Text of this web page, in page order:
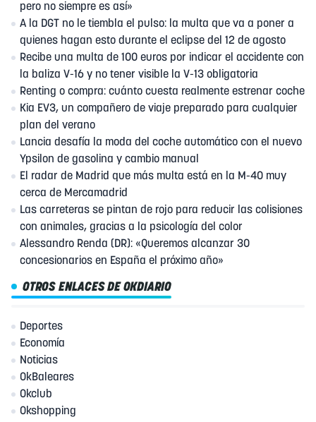
pero no siempre es así»
A la DGT no le tiembla el pulso: la multa que va a poner a
quienes hagan esto durante el eclipse del 12 de agosto
Recibe una multa de 100 euros por indicar el accidente con
la baliza V-16 y no tener visible la V-13 obligatoria
Renting o compra: cuánto cuesta realmente estrenar coche
Kia EV3, un compañero de viaje preparado para cualquier
plan del verano
Lancia desafía la moda del coche automático con el nuevo
Ypsilon de gasolina y cambio manual
El radar de Madrid que más multa está en la M-40 muy
cerca de Mercamadrid
Las carreteras se pintan de rojo para reducir las colisiones
con animales, gracias a la psicología del color
Alessandro Renda (DR): «Queremos alcanzar 30
concesionarios en España el próximo año»
OTROS ENLACES DE OKDIARIO
Deportes
Economía
Noticias
OkBaleares
Okclub
Okshopping